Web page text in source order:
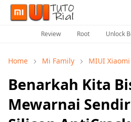
Review Root Unlock
Home Mi Family MIUI Xiaomi
Benarkah Kita
Mewarnai